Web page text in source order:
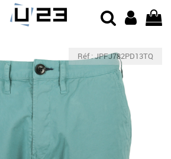
Réf : JPFJ782PD13TQ